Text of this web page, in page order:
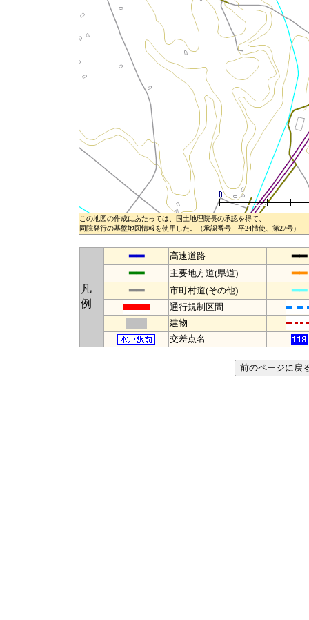
この地図の作成にあたっては、国土地理院長の承認を得て、
同院発行の基盤地図情報を使用した。（承認番号 平24情使、第27号）
凡
例
━━ 高速道路
━━
━━
主要地方道(県道)
━━
━━
市町村道(その他) ━━
通行規制区間
建物
交差点名